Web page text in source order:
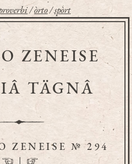
/òrto/spòrt
ZENEISE
TÄGNÂ
ZENEISE № 294
☜ | ☞